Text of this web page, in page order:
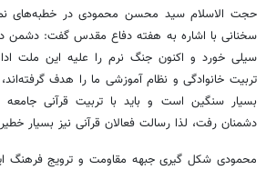
حجت الاسلام سید محسن محمودی در خطبه‌های
سخنانی با اشاره به هفته دفاع مقدس گفت: دشمن
سیلی خورد و اکنون جنگ نرم را علیه این ملت
تربیت خانوادگی و نظام آموزشی ما را هدف
بسیار سنگین است و باید با تربیت قرآنی
دشمنان رفت، لذا رسالت فعالان قرآنی نیز بسیار
محمودی شکل گیری جبهه مقاومت و ترویج فرهنگ